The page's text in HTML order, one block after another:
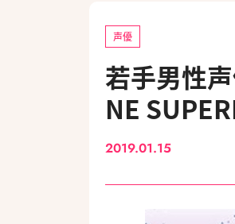
声優
若手男性
NE
2019.01.15